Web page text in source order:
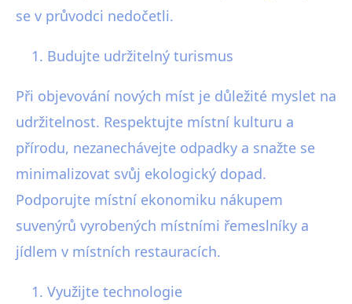
se v průvodci nedočetli.
Budujte udržitelný turismus
Při objevování nových míst je důležité myslet na
udržitelnost. Respektujte místní kulturu a
přírodu, nezanechávejte odpadky a snažte se
minimalizovat svůj ekologický dopad.
Podporujte místní ekonomiku nákupem
suvenýrů vyrobených místními řemeslníky a
jídlem v místních restauracích.
Využijte technologie